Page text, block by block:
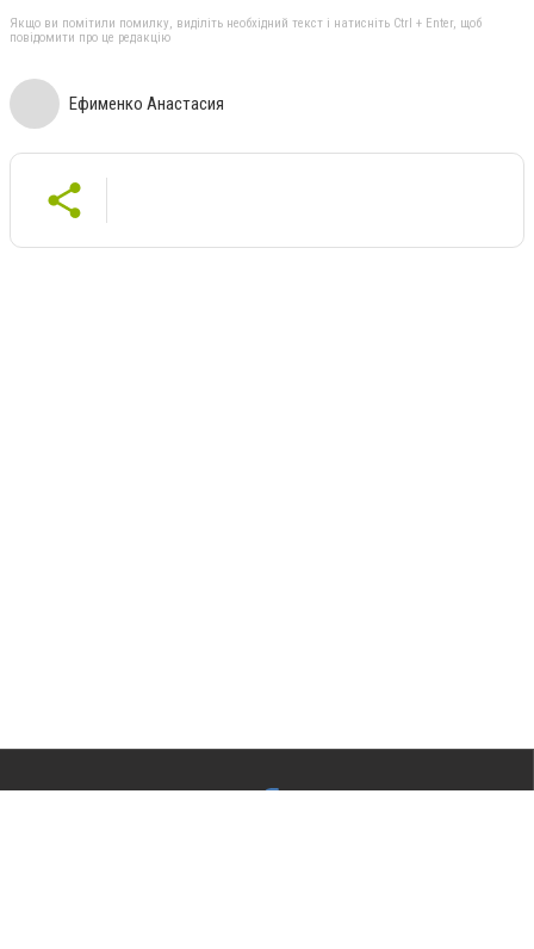
Якщо ви помітили помилку, виділіть необхідний текст і натисніть Ctrl + Enter, щоб
повідомити про це редакцію
Ефименко Анастасия